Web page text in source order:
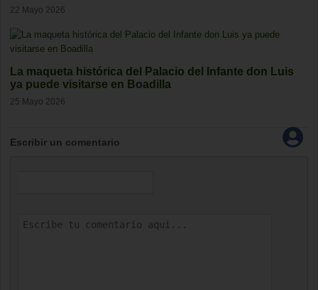
22 Mayo 2026
La maqueta histórica del Palacio del Infante don Luis
ya puede visitarse en Boadilla
25 Mayo 2026
Escribir un comentario